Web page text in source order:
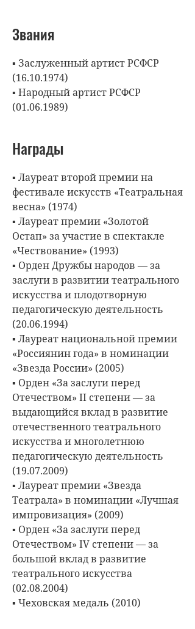
Звания
▪ Заслуженный артист РСФСР
(16.10.1974)
▪ Народный артист РСФСР
(01.06.1989)
Награды
▪ Лауреат второй премии на
фестивале искусств «Театральная
весна» (1974)
▪ Лауреат премии «Золотой
Остап» за участие в спектакле
«Чествование» (1993)
▪ Орден Дружбы народов — за
заслуги в развитии театрального
искусства и плодотворную
педагогическую деятельность
(20.06.1994)
▪ Лауреат национальной премии
«Россиянин года» в номинации
«Звезда России» (2005)
▪ Орден «За заслуги перед
Отечеством» II степени — за
выдающийся вклад в развитие
отечественного театрального
искусства и многолетнюю
педагогическую деятельность
(19.07.2009)
▪ Лауреат премии «Звезда
Театрала» в номинации «Лучшая
импровизация» (2009)
▪ Орден «За заслуги перед
Отечеством» IV степени — за
большой вклад в развитие
театрального искусства
(02.08.2004)
▪ Чеховская медаль (2010)